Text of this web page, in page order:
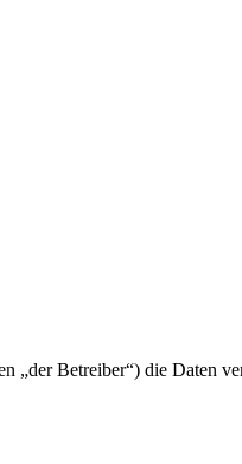
Betreiber“) die Daten